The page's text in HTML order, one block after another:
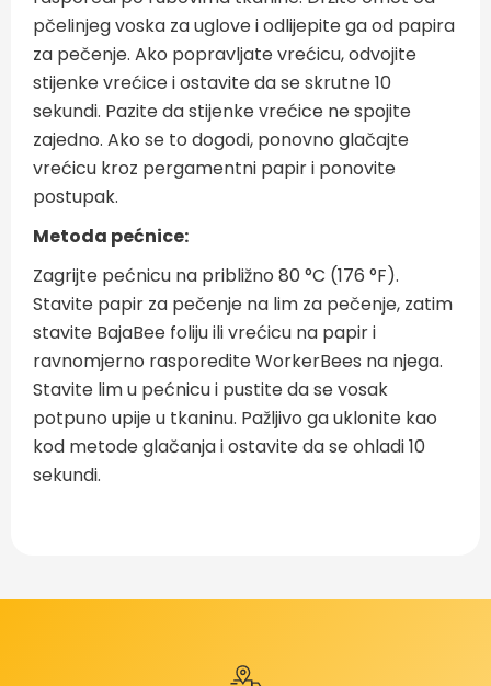
pčelinjeg voska za uglove i odlijepite ga od papira
za pečenje. Ako popravljate vrećicu, odvojite
stijenke vrećice i ostavite da se skrutne 10
sekundi. Pazite da stijenke vrećice ne spojite
zajedno. Ako se to dogodi, ponovno glačajte
vrećicu kroz pergamentni papir i ponovite
postupak.
Metoda pećnice:
Zagrijte pećnicu na približno 80 °C (176 °F).
Stavite papir za pečenje na lim za pečenje, zatim
stavite BajaBee foliju ili vrećicu na papir i
ravnomjerno rasporedite WorkerBees na njega.
Stavite lim u pećnicu i pustite da se vosak
potpuno upije u tkaninu. Pažljivo ga uklonite kao
kod metode glačanja i ostavite da se ohladi 10
sekundi.